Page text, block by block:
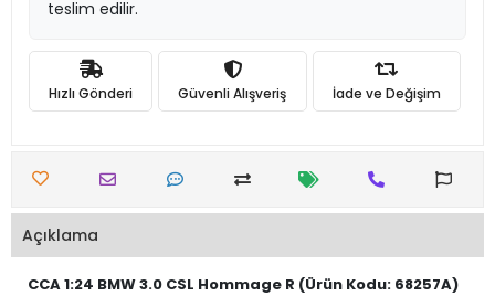
teslim edilir.
Hızlı Gönderi Güvenli Alışveriş İade ve Değişim
Açıklama
CCA 1:24 BMW 3.0 CSL Hommage R (Ürün Kodu: 68257A)